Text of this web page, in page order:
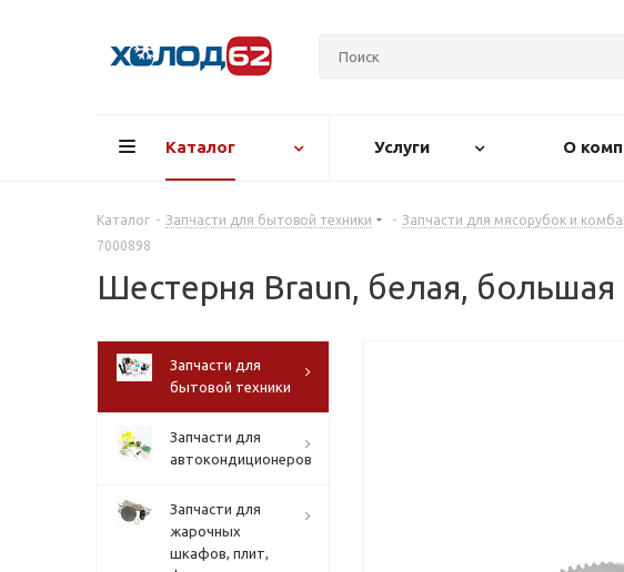
Каталог Услуги О
Каталог - Запчасти для бытовой техники - Запчасти для мясорубок и
7000898
Шестерня Braun, белая,
Запчасти для
бытовой техники
Запчасти для
автокондиционеров
Запчасти для
жарочных
шкафов, плит,